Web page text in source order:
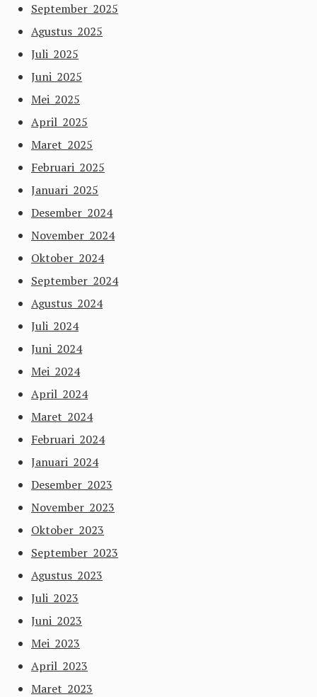
September 2025
Agustus 2025
Juli 2025
Juni 2025
Mei 2025
April 2025
Maret 2025
Februari 2025
Januari 2025
Desember 2024
November 2024
Oktober 2024
September 2024
Agustus 2024
Juli 2024
Juni 2024
Mei 2024
April 2024
Maret 2024
Februari 2024
Januari 2024
Desember 2023
November 2023
Oktober 2023
September 2023
Agustus 2023
Juli 2023
Juni 2023
Mei 2023
April 2023
Maret 2023